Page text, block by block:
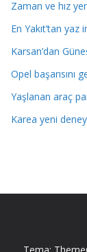
Zaman ve hız
En Yakıt’tan yaz
Karsan’dan
Opel başarısını
Yaşlanan araç
Karea yeni